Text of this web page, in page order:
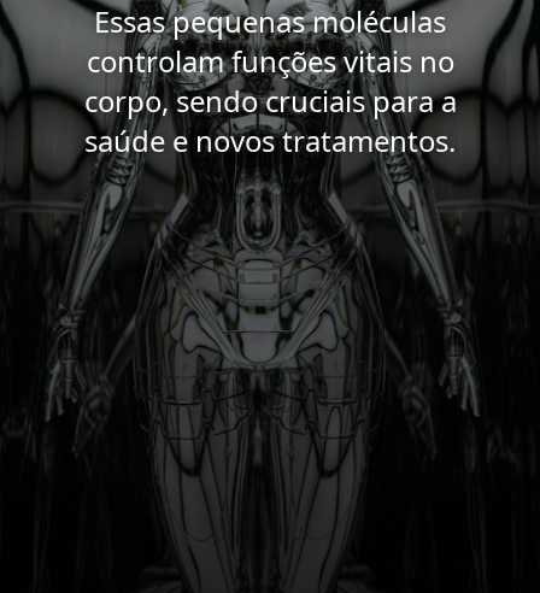
Essas pequenas moléculas
controlam funções vitais no
corpo, sendo cruciais para a
saúde e novos tratamentos.